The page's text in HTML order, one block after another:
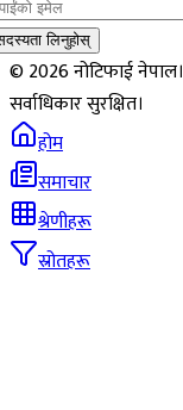
लिनुहोस्
©2026नोटिफाई नेपाल।
सर्वाधिकार सुरक्षित।
होम
समाचार
श्रेणीहरू
स्रोतहरू